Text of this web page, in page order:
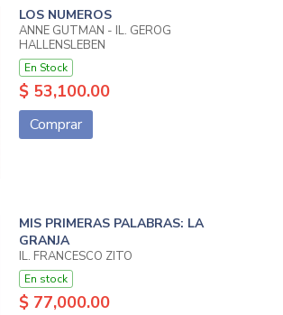
LOS NUMEROS
ANNE GUTMAN - IL. GEROG
HALLENSLEBEN
En Stock
$ 53,100.00
Comprar
MIS PRIMERAS PALABRAS: LA
GRANJA
IL. FRANCESCO ZITO
En stock
$ 77,000.00